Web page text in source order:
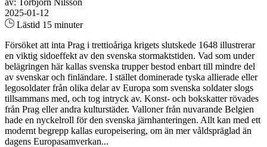
av: Torbjörn Nilsson
2025-01-12
Lästid 15 minuter
Försöket att inta Prag i trettioåriga krigets slutskede 1648 illustrerar
en viktig sidoeffekt av den svenska stormaktstiden. Vad som under
belägringen här kallas svenska trupper bestod enbart till mindre del
av svenskar och finländare. I stället dominerade tyska allierade eller
legosoldater från olika delar av Europa som svenska soldater slogs
tillsammans med, och tog intryck av. Konst- och bokskatter rövades
från Prag eller andra kulturstäder. Valloner från nuvarande Belgien
hade en nyckelroll för den svenska järnhanteringen. Allt kan med ett
modernt begrepp kallas europeisering, om än mer våldspräglad än
dagens Europasamverkan...